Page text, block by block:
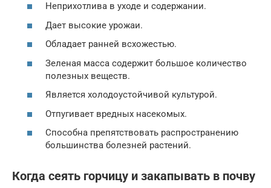
Неприхотлива в уходе и содержании.
Дает высокие урожаи.
Обладает ранней всхожестью.
Зеленая масса содержит большое количество
полезных веществ.
Является холодоустойчивой культурой.
Отпугивает вредных насекомых.
Способна препятствовать распространению
большинства болезней растений.
Когда сеять горчицу и закапывать в почву